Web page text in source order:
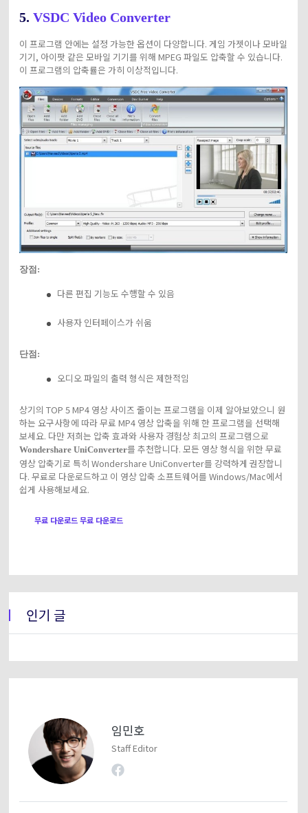
5. VSDC Video Converter
이 프로그램 안에는 설정 가능한 옵션이 다양합니다. 게임 가젯이나 모바일
기기, 아이팟 같은 모바일 기기를 위해 MPEG 파일도 압축할 수 있습니다.
이 프로그램의 압축률은 가히 이상적입니다.
장점:
다른 편집 기능도 수행할 수 있음
사용자 인터페이스가 쉬움
단점:
오디오 파일의 출력 형식은 제한적임
상기의 TOP 5 MP4 영상 사이즈 줄이는 프로그램을 이제 알아보았으니 원
하는 요구사항에 따라 무료 MP4 영상 압축을 위해 한 프로그램을 선택해
보세요. 다만 저희는 압축 효과와 사용자 경험상 최고의 프로그램으로
Wondershare UniConverter를 추천합니다. 모든 영상 형식을 위한 무료
영상 압축기로 특히 Wondershare UniConverter를 강력하게 권장합니
다. 무료로 다운로드하고 이 영상 압축 소프트웨어를 Windows/Mac에서
쉽게 사용해보세요.
무료 다운로드무료 다운로드
인기 글
임민호
Staff Editor